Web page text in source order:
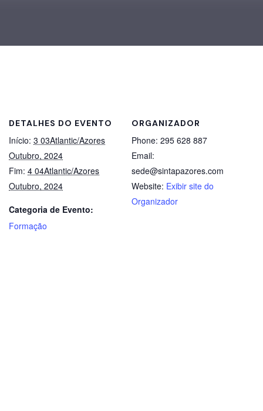
DETALHES DO EVENTO
Início: 3 03Atlantic/Azores
Outubro, 2024
Fim: 4 04Atlantic/Azores
Outubro, 2024
Categoria de Evento:
Formação
ORGANIZADOR
Phone: 295 628 887
Email:
sede@sintapazores.com
Website: Exibir site do
Organizador